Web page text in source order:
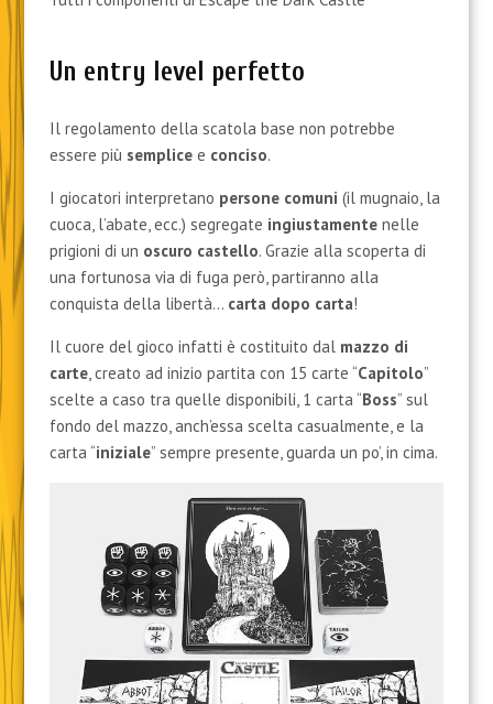
Un entry level perfetto
Il regolamento della scatola base non potrebbe
essere più semplicee conciso.
I giocatori interpretano persone comuni (il mugnaio, la
cuoca, l’abate, ecc.) segregate ingiustamentenelle
prigioni di un oscuro castello. Grazie alla scoperta di
una fortunosa via di fuga però, partiranno alla
conquista della libertà… carta dopo carta!
Il cuore del gioco infatti è costituito dal mazzo di
carte, creato ad inizio partita con 15 carte “Capitolo”
scelte a caso tra quelle disponibili, 1 carta “Boss” sul
fondo del mazzo, anch’essa scelta casualmente, e la
carta “iniziale” sempre presente, guarda un po’, in cima.